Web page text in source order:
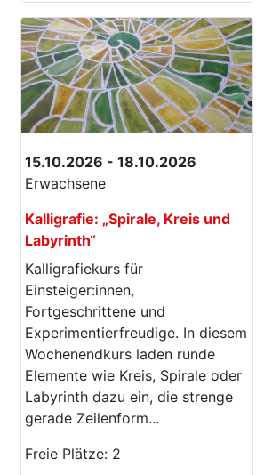
15.10.2026 - 18.10.2026
Erwachsene
Kalligrafie: „Spirale, Kreis und
Labyrinth“
Kalligrafiekurs für
Einsteiger:innen,
Fortgeschrittene und
Experimentierfreudige. In diesem
Wochenendkurs laden runde
Elemente wie Kreis, Spirale oder
Labyrinth dazu ein, die strenge
gerade Zeilenform...
Freie Plätze: 2